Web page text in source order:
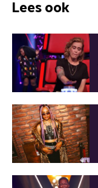
Lees ook